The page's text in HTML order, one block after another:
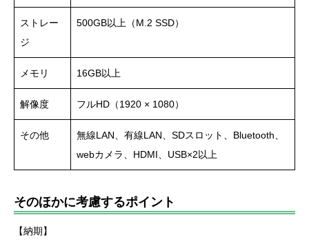
ストレー
ジ
500GB以上（M.2 SSD）
メモリ 16GB以上
解像度 フルHD（1920 × 1080）
その他
無線LAN、有線LAN、SDスロット、Bluetooth、
webカメラ、HDMI、USB×2以上
そのほかに考慮するポイント
【納期】